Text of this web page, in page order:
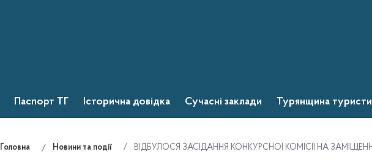
Паспорт ТГ Історична довідка Сучасні заклади Турянщина
Головна Новини та події ВІДБУЛОСЯ ЗАСІДАННЯ КОНКУРСНОЇ КОМІСІЇ НА